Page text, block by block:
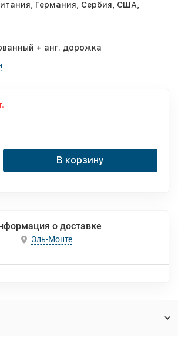
Германия, Сербия, США,
+ анг. дорожка
В корзину
о доставке
Эль-Монте